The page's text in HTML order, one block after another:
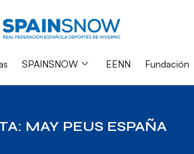
SPAINSNOW EENN Fundación
MAY PEUS ESPAÑA